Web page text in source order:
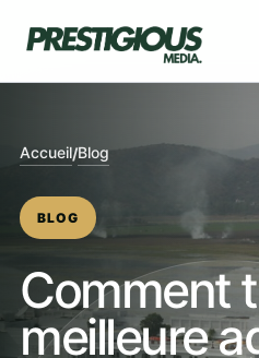
Accueil/Blog
BLOG
Comment
meilleure